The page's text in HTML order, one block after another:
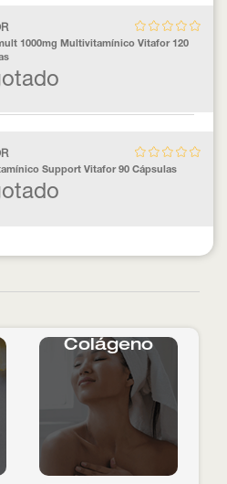
1000mg Multivitamínico Vitafor 120
Support Vitafor 90 Cápsulas
Colágeno